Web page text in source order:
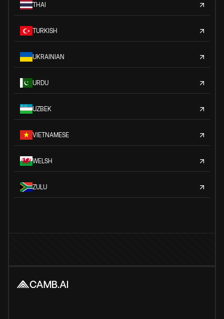
THAI
TURKISH
UKRAINIAN
URDU
UZBEK
VIETNAMESE
WELSH
ZULU